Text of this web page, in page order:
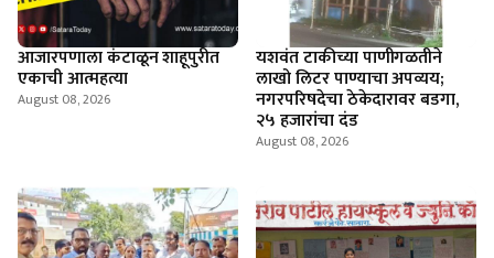
आजारपणाला कंटाळून शाहूपुरीत
एकाची आत्महत्या
August 08, 2026
यशवंत टाकीच्या पाणीगळतीने
लाखो लिटर पाण्याचा अपव्यय;
नगरपरिषदेचा ठेकेदारावर बडगा,
२५ हजारांचा दंड
August 08, 2026